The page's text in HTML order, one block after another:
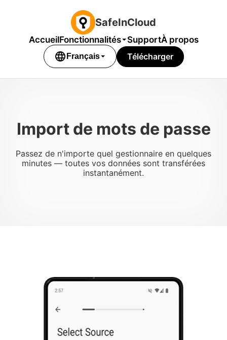
SafeInCloud
AccueilFonctionnalités SupportÀ propos
language Français Télécharger
Import de mots de passe
Passez de n'importe quel gestionnaire en quelques
minutes — toutes vos données sont transférées
instantanément.